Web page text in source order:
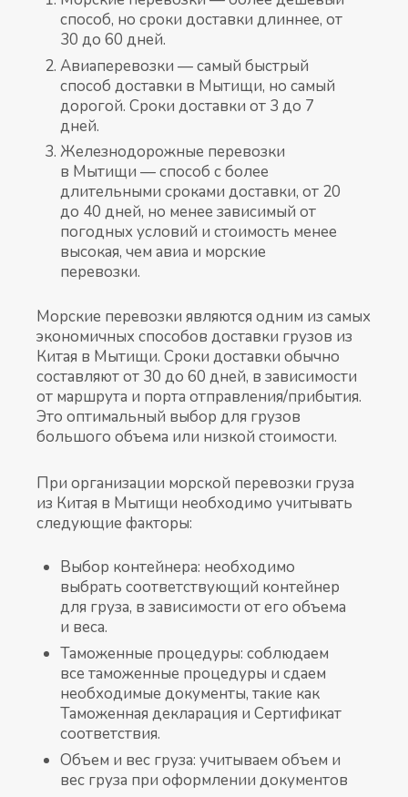
способ, но сроки доставки длиннее, от
30 до 60 дней.
Авиаперевозки — самый быстрый
способ доставки в Мытищи, но самый
дорогой. Сроки доставки от 3 до 7
дней.
Железнодорожные перевозки
в Мытищи — способ с более
длительными сроками доставки, от 20
до 40 дней, но менее зависимый от
погодных условий и стоимость менее
высокая, чем авиа и морские
перевозки.
Морские перевозки являются одним из самых
экономичных способов доставки грузов из
Китая в Мытищи. Сроки доставки обычно
составляют от 30 до 60 дней, в зависимости
от маршрута и порта отправления/прибытия.
Это оптимальный выбор для грузов
большого объема или низкой стоимости.
При организации морской перевозки груза
из Китая в Мытищи необходимо учитывать
следующие факторы:
Выбор контейнера: необходимо
выбрать соответствующий контейнер
для груза, в зависимости от его объема
и веса.
Таможенные процедуры: соблюдаем
все таможенные процедуры и сдаем
необходимые документы, такие как
Таможенная декларация и Сертификат
соответствия.
Объем и вес груза: учитываем объем и
вес груза при оформлении документов